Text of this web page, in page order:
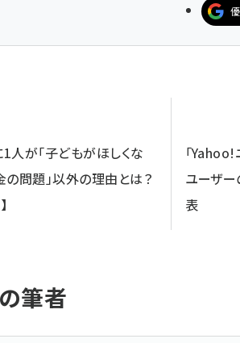
人が「子どもがほしくな
の問題」以外の理由とは？
「
ユーザ
表
筆者